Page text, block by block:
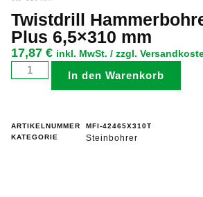
Twistdrill
Plus 6,5×310 mm
17,87 € inkl. MwSt. / zzgl.
In den Warenkorb
ARTIKELNUMMER
MFI-42465X310T
KATEGORIE
Steinbohrer